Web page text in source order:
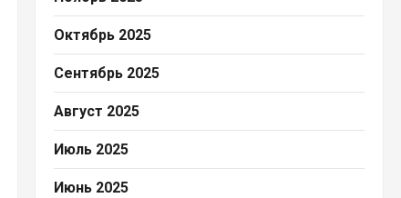
Октябрь 2025
Сентябрь 2025
Август 2025
Июль 2025
Июнь 2025